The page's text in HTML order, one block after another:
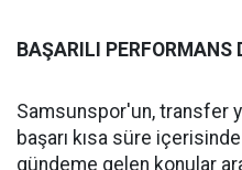
BAŞARILI PERFORMANS
Samsunspor'un, transfer
başarı kısa süre
gündeme gelen konular